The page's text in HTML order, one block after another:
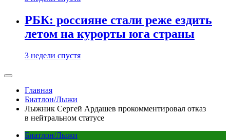
РБК: россияне стали реже ездить
летом на курорты юга страны
3 недели спустя
Главная
Биатлон/Лыжи
Лыжник Сергей Ардашев прокомментировал отказ
в нейтральном статусе
Биатлон/Лыжи